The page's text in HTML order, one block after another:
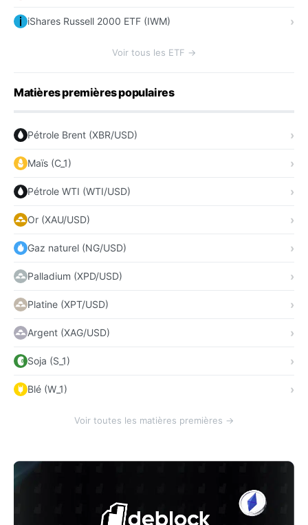
iShares Russell 2000 ETF (IWM)
Voir tous les ETF →
Matières premières populaires
Pétrole Brent (XBR/USD)
Maïs (C_1)
Pétrole WTI (WTI/USD)
Or (XAU/USD)
Gaz naturel (NG/USD)
Palladium (XPD/USD)
Platine (XPT/USD)
Argent (XAG/USD)
Soja (S_1)
Blé (W_1)
Voir toutes les matières premières →